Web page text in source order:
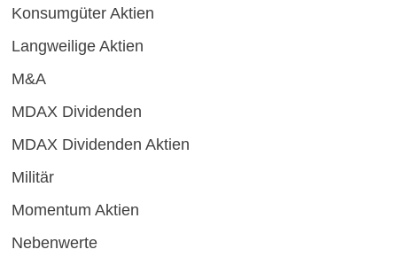
Konsumgüter Aktien
Langweilige Aktien
M&A
MDAX Dividenden
MDAX Dividenden Aktien
Militär
Momentum Aktien
Nebenwerte